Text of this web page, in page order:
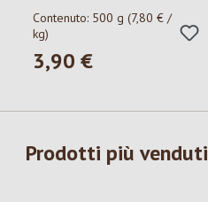
Contenuto: 500 g (7,80 € /
kg)
Prezzo normale:
3,90 €
Prodotti più venduti